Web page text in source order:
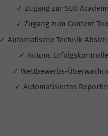
✓ Zugang zur SEO
✓ Zugang zum Content
✓ Automatische Technik-
✓ Autom. Erfolgskontrolle
✓ Wettbewerbs-
✓ Automatisiertes